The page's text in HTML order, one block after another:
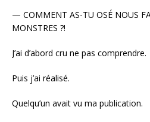
— COMMENT AS-TU OSÉ NOUS
MONSTRES ?!
J’ai d’abord cru ne pas comprendre.
Puis j’ai réalisé.
Quelqu’un avait vu ma publication.